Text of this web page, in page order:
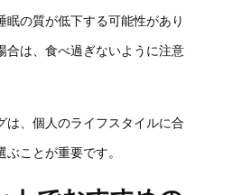
眠の質が低下する可能性があり
合は、食べ過ぎないように注意
は、個人のライフスタイルに合
ことが重要です。